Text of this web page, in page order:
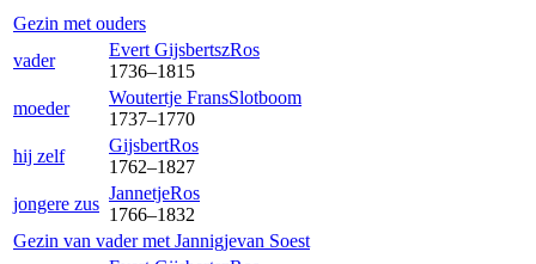
Gezin met ouders
vader
Evert GijsbertszRos
1736–1815
moeder
Woutertje FransSlotboom
1737–1770
hij zelf
GijsbertRos
1762–1827
jongere zus
JannetjeRos
1766–1832
Gezin van vader met Jannigjevan Soest